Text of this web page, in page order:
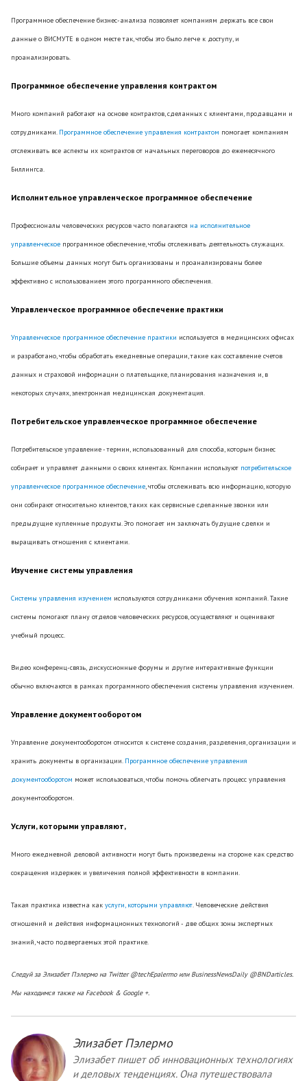
Программное обеспечение бизнес-анализа позволяет компаниям держать все свои
данные о ВИСМУТЕ в одном месте так, чтобы это было легче к доступу, и
проанализировать.
Программное обеспечение управления контрактом
Много компаний работают на основе контрактов, сделанных с клиентами, продавцами и
сотрудниками. Программное обеспечение управления контрактом помогает компаниям
отслеживать все аспекты их контрактов от начальных переговоров до ежемесячного
Биллингса.
Исполнительное управленческое программное обеспечение
Профессионалы человеческих ресурсов часто полагаются на исполнительное
управленческое программное обеспечение, чтобы отслеживать деятельность служащих.
Большие объемы данных могут быть организованы и проанализированы более
эффективно с использованием этого программного обеспечения.
Управленческое программное обеспечение практики
Управленческое программное обеспечение практики используется в медицинских офисах
и разработано, чтобы обработать ежедневные операции, такие как составление счетов
данных и страховой информации о плательщике, планирования назначения и, в
некоторых случаях, электронная медицинская документация.
Потребительское управленческое программное обеспечение
Потребительское управление - термин, использованный для способа, которым бизнес
собирает и управляет данными о своих клиентах. Компании используют потребительское
управленческое программное обеспечение, чтобы отслеживать всю информацию, которую
они собирают относительно клиентов, таких как сервисные сделанные звонки или
предыдущие купленные продукты. Это помогает им заключать будущие сделки и
выращивать отношения с клиентами.
Изучение системы управления
Системы управления изучением используются сотрудниками обучения компаний. Такие
системы помогают плану отделов человеческих ресурсов, осуществляют и оценивают
учебный процесс.
Видео конференц-связь, дискуссионные форумы и другие интерактивные функции
обычно включаются в рамках программного обеспечения системы управления изучением.
Управление документооборотом
Управление документооборотом относится к системе создания, разделения, организации и
хранить документы в организации. Программное обеспечение управления
документооборотом может использоваться, чтобы помочь облегчать процесс управления
документооборотом.
Услуги, которыми управляют,
Много ежедневной деловой активности могут быть произведены на стороне как средство
сокращения издержек и увеличения полной эффективности в компании.
Такая практика известна как услуги, которыми управляют. Человеческие действия
отношений и действия информационных технологий - две общих зоны экспертных
знаний, часто подвергаемых этой практике.
Следуй за Элизабет Пэлермо на Twitter @techEpalermo или BusinessNewsDaily @BNDarticles.
Мы находимся также на Facebook & Google +.
Элизабет Пэлермо
Элизабет пишет об инновационных технологиях
и деловых тенденциях. Она путешествовала